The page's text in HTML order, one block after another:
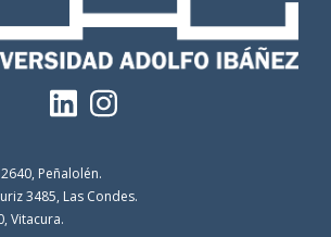
Peñalolén.
3485, Las Condes.
Vitacura.